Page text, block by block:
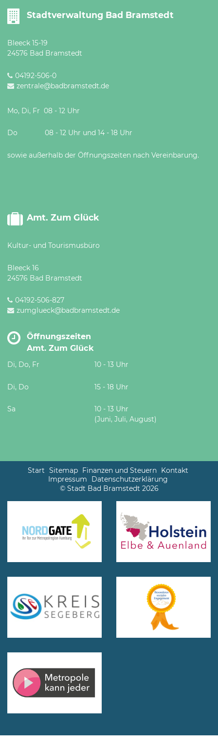
Stadtverwaltung Bad Bramstedt
Bleeck 15-19
24576 Bad Bramstedt
04192-506-0
zentrale@badbramstedt.de
Mo, Di, Fr 08 - 12 Uhr
Do 08 - 12 Uhr und 14 - 18 Uhr
sowie außerhalb der Öffnungszeiten nach Vereinbarung.
Amt. Zum Glück
Kultur- und Tourismusbüro
Bleeck 16
24576 Bad Bramstedt
04192-506-827
zumglueck@badbramstedt.de
Öffnungszeiten
Amt. Zum Glück
Di, Do, Fr 10 - 13 Uhr
Di, Do 15 - 18 Uhr
Sa
10 - 13 Uhr
(Juni, Juli, August)
Start Sitemap Finanzen und Steuern Kontakt
Impressum
Datenschutzerklärung
© Stadt Bad Bramstedt 2026